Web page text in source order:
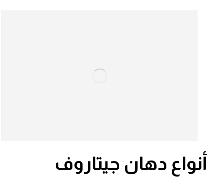
أنواع دهان جيتاروف